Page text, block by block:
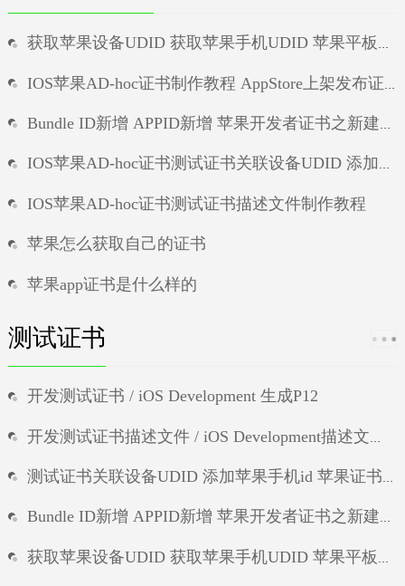
ios提示无效证书
ios安装包怎么自行签名 获取苹果设备UDID 获取苹果手机UDID 苹果平板UDID ipad的UDID
Bundle ID新增 APPID新增 苹果开发者证书之新建APP唯一标识符
IOS苹果AD-hoc证书测试证书关联设备UDID 添加苹果手机id 苹果证书新增测试设备UDID
IOS苹果AD-hoc证书测试证书描述文件制作教程
苹果怎么获取自己的证书
苹果app证书是什么样的
ios无法信任证书
ios提示无效证书
ios安装包怎么自行签名
测试证书
开发测试证书 / iOS Development 生成P12
测试证书关联设备UDID 添加苹果手机id 苹果证书新增测试设备UDID
Bundle ID新增 APPID新增 苹果开发者证书之新建APP唯一标识符